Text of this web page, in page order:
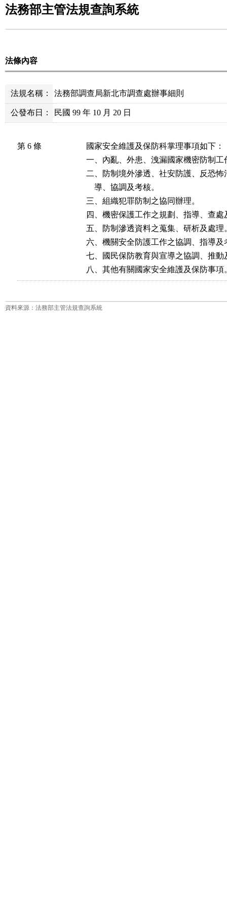
法務部主管法規查詢系統
法條內容
法規名稱： 法務部調查局新北市調查處辦事細則
公發布日： 民國 99 年 10 月 20 日
第 6 條
國家安全維護及保防科掌理事項如下：
一、內亂、外患、洩漏國家機密防制
二、防制境外滲透、社安防護、反恐
    導、協調及考核。
三、組織犯罪防制之協同辦理。
四、機密保護工作之規劃、指導、查處
五、防制滲透資料之蒐集、研析及處理
六、機關安全防護工作之協調、指導及
七、國民保防教育與宣導之協調、推動
八、其他有關國家安全維護及保防事項
資料來源：法務部主管法規查詢系統